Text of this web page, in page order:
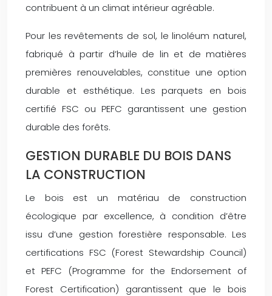
contribuent à un climat intérieur agréable.
Pour les revêtements de sol, le linoléum naturel,
fabriqué à partir d’huile de lin et de matières
premières renouvelables, constitue une option
durable et esthétique. Les parquets en bois
certifié FSC ou PEFC garantissent une gestion
durable des forêts.
GESTION DURABLE DU BOIS DANS
LA CONSTRUCTION
Le bois est un matériau de construction
écologique par excellence, à condition d’être
issu d’une gestion forestière responsable. Les
certifications FSC (Forest Stewardship Council)
et PEFC (Programme for the Endorsement of
Forest Certification) garantissent que le bois